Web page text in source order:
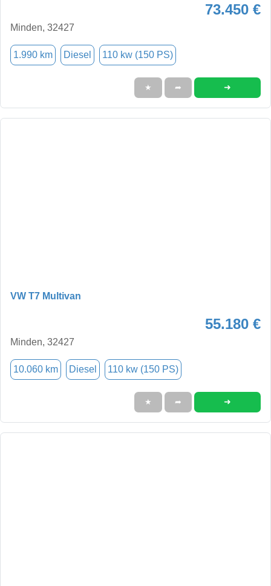
73.450 €
Minden, 32427
1.990 km Diesel 110 kw (150 PS)
★ ➦ ➜
VW T7 Multivan
55.180 €
Minden, 32427
10.060 km Diesel 110 kw (150 PS)
★ ➦ ➜